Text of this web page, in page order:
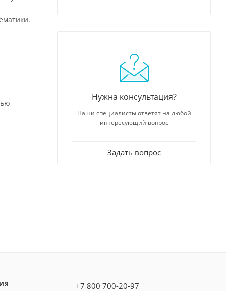
Нужна консультация?
Наши специалисты ответят на любой
интересующий вопрос
Задать вопрос
+7 800 700-20-97